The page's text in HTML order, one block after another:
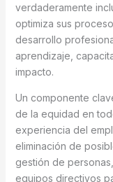
verdaderamente
optimiza sus
desarrollo
aprendizaje,
impacto.
Un componente
de la equidad en
experiencia del
eliminación de
gestión de
equipos directivos